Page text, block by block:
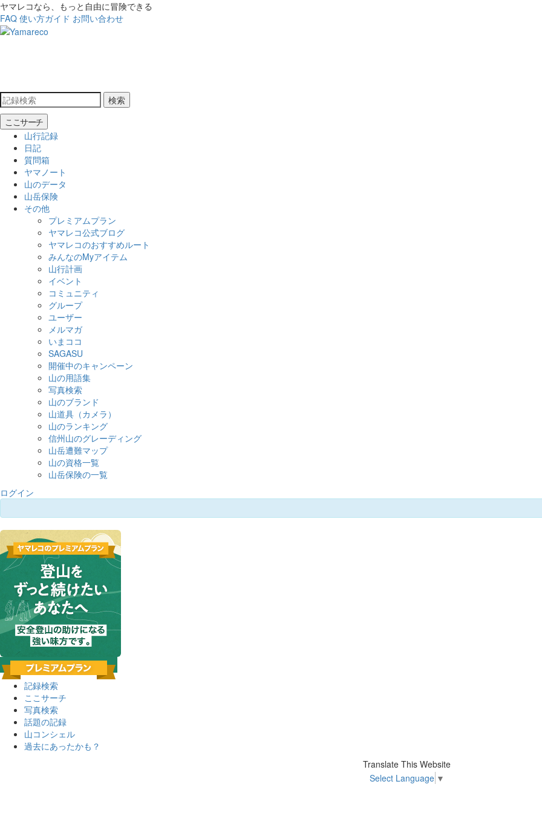
ヤマレコなら、もっと自由に冒険できる
FAQ 使い方ガイド お問い合わせ
検索
ここサーチ
山行記録
日記
質問箱
ヤマノート
山のデータ
山岳保険
その他
プレミアムプラン
ヤマレコ公式ブログ
ヤマレコのおすすめルート
みんなのMyアイテム
山行計画
イベント
コミュニティ
グループ
ユーザー
メルマガ
いまココ
SAGASU
開催中のキャンペーン
山の用語集
写真検索
山のブランド
山道具（カメラ）
山のランキング
信州山のグレーディング
山岳遭難マップ
山の資格一覧
山岳保険の一覧
ログイン
記録検索
ここサーチ
写真検索
話題の記録
山コンシェル
過去にあったかも？
Translate This Website
Select Language ▼